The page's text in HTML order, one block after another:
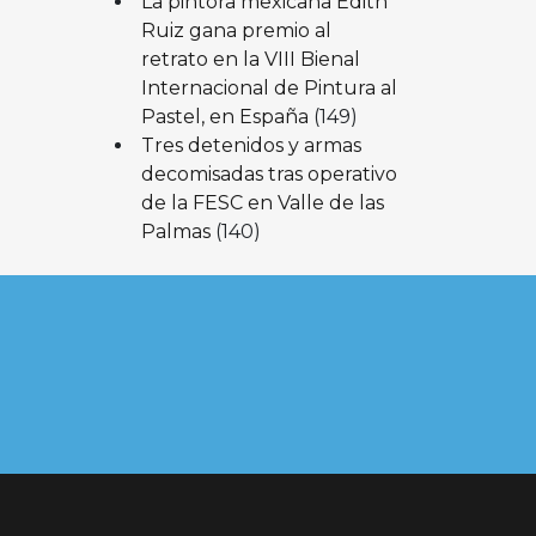
Ruiz gana premio al
retrato en la VIII Bienal
Internacional de Pintura al
Pastel, en España (149)
Tres detenidos y armas
decomisadas tras operativo
de la FESC en Valle de las
Palmas (140)